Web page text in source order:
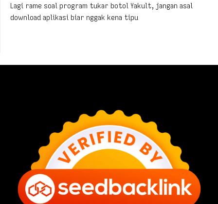
Lagi rame soal program tukar botol Yakult, jangan asal
download aplikasi biar nggak kena tipu